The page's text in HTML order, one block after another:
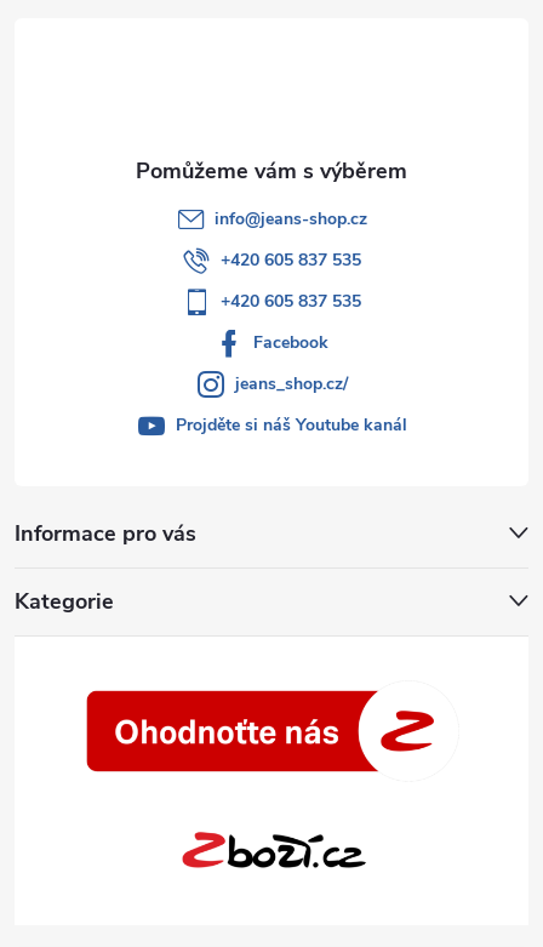
Informace pro vás
Kategorie
info@jeans-shop.cz
+420 605 837 535
+420 605 837 535
Facebook
jeans_shop.cz/
Projděte si náš Youtube kanál